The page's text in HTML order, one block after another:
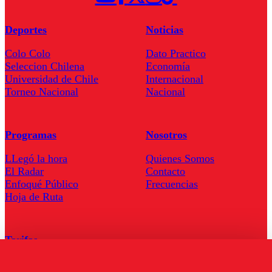
Deportes
Colo Colo
Seleccion Chilena
Universidad de Chile
Torneo Nacional
Noticias
Dato Practico
Economía
Internacional
Nacional
Programas
LLegó la hora
El Radar
Enfoqué Público
Hoja de Ruta
Nosotros
Quienes Somos
Contacto
Frecuencias
Tarifas